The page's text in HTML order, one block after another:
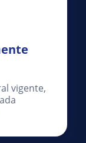
vigente,